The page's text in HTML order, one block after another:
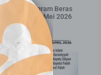
Program Beras
Al-Qur’an – Mei 2026
31 Mei 2026